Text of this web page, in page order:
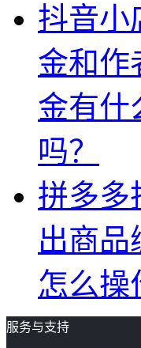
抖音小
金和作
金有什
吗？
拼多多
出商品
怎么操
服务与支持